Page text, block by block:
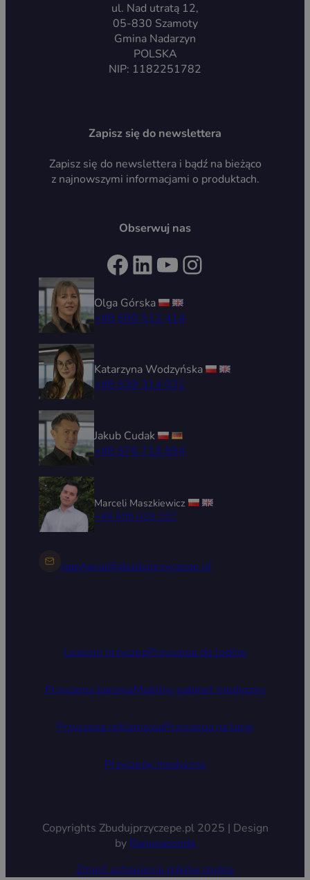
ul. Nad utratą 12,
05-830 Szamoty
Gmina Nadarzyn
POLSKA
NIP: 1182251782
Zapisz się do newslettera
Zapisz się do newslettera i bądź na bieżąco
z najnowszymi informacjami o produktach.
Obserwuj nas
Facebook LinkedIn YouTube Instagram
Olga Górska
+48 690 512 414
Katarzyna Wodzyńska
+48 539 314 031
Jakub Cudak
+48 576 715 894
Marceli Maszkiewicz
+48 696 029 167
zapytania@zbudujprzyczepe.pl
Leasing przyczepPrzyczepa do lodów
Przyczepa barowaMobilny gabinet medyczny
Przyczepa reklamowaPrzyczepa na targi
Przyczepy medyczne
Copyrights Zbudujprzyczepe.pl 2025 | Design
by Bananaconda
Zmień ustawienia plików cookie